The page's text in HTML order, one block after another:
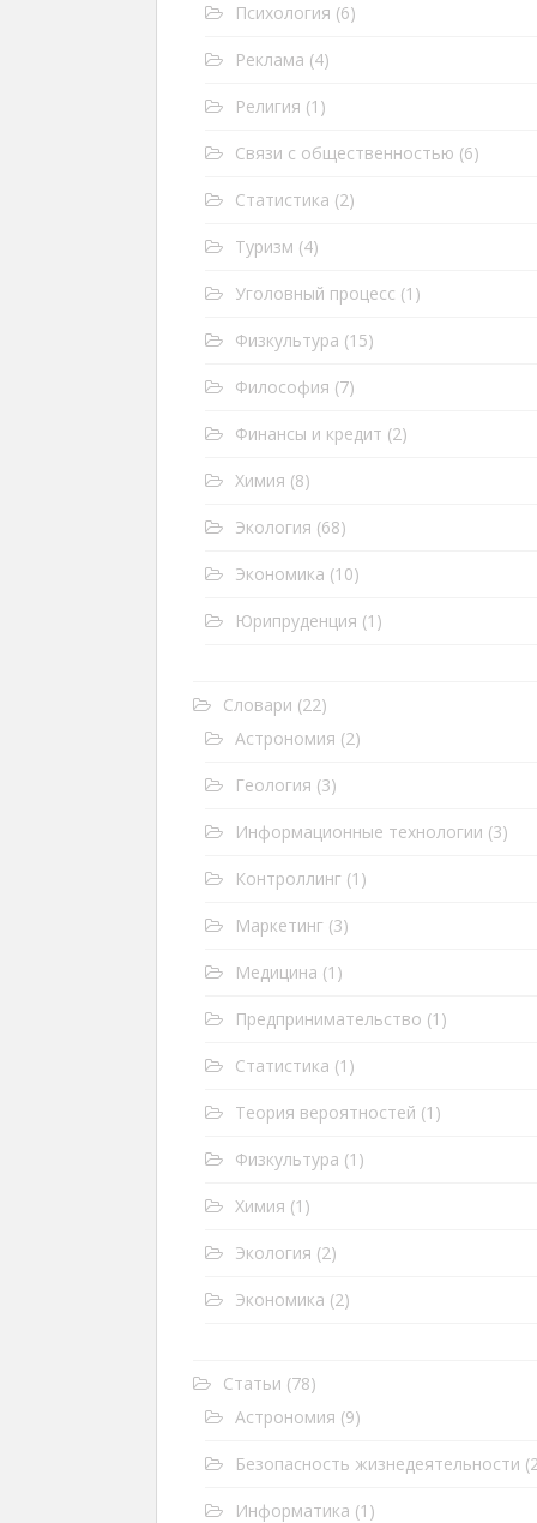
Психология (6)
Реклама (4)
Религия (1)
Связи с общественностью (6)
Статистика (2)
Туризм (4)
Уголовный процесс (1)
Физкультура (15)
Философия (7)
Финансы и кредит (2)
Химия (8)
Экология (68)
Экономика (10)
Юрипруденция (1)
Словари (22)
Астрономия (2)
Геология (3)
Информационные технологии (3)
Контроллинг (1)
Маркетинг (3)
Медицина (1)
Предпринимательство (1)
Статистика (1)
Теория вероятностей (1)
Физкультура (1)
Химия (1)
Экология (2)
Экономика (2)
Статьи (78)
Астрономия (9)
Безопасность жизнедеятельности
Информатика (1)